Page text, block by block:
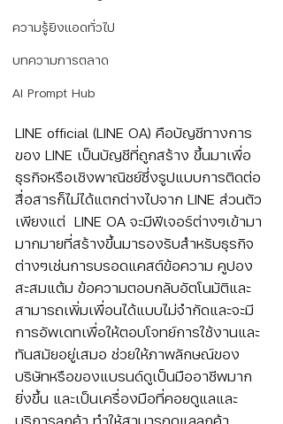
ความรู้ยิงแอดทั่วไป
บทความการตลาด
AI Prompt Hub
LINE official (LINE OA) คือบัญชีทางการ
ของ LINE เป็นบัญชีที่ถูกสร้าง ขึ้นมาเพื่อ
ธุรกิจหรือเชิงพาณิชย์ซึ่งรูปแบบการติดต่อ
สื่อสารก็ไม่ได้แตกต่างไปจาก LINE ส่วนตัว
เพียงแต่  LINE OA จะมีฟีเจอร์ต่างๆเข้ามา
มากมายที่สร้างขึ้นมารองรับสำหรับธุรกิจ
ต่างๆเช่นการบรอดแคสต์ข้อความ คูปอง
สะสมแต้ม ข้อความตอบกลับอัตโนมัติและ
สามารถเพิ่มเพื่อนได้แบบไม่จำกัดและจะมี
การอัพเดทเพื่อให้ตอบโจทย์การใช้งานและ
ทันสมัยอยู่เสมอ ช่วยให้ภาพลักษณ์ของ
บริษัทหรือของแบรนด์ดูเป็นมืออาชีพมาก
ยิ่งขึ้น และเป็นเครื่องมือที่คอยดูแลและ